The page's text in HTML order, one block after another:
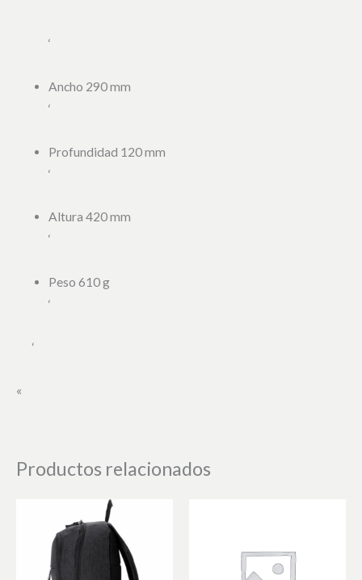
‘
Ancho 290 mm
‘
Profundidad 120 mm
‘
Altura 420 mm
‘
Peso 610 g
‘
‘
«
Productos relacionados